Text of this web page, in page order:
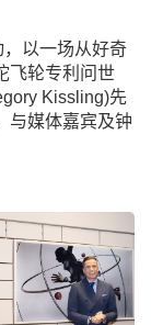
以一场从好奇
飞轮专利问世
Kissling)先
与媒体嘉宾及钟